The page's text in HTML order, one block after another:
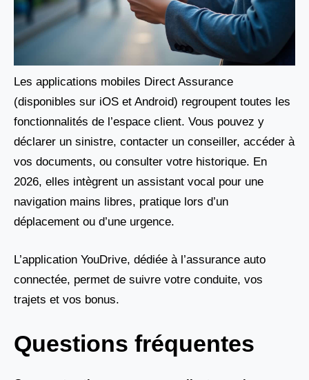
Les applications mobiles Direct Assurance
(disponibles sur iOS et Android) regroupent toutes les
fonctionnalités de l’espace client. Vous pouvez y
déclarer un sinistre, contacter un conseiller, accéder à
vos documents, ou consulter votre historique. En
2026, elles intègrent un assistant vocal pour une
navigation mains libres, pratique lors d’un
déplacement ou d’une urgence.
L’application YouDrive, dédiée à l’assurance auto
connectée, permet de suivre votre conduite, vos
trajets et vos bonus.
Questions fréquentes